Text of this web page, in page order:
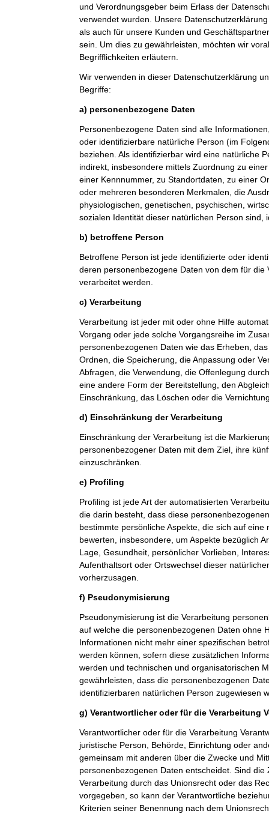
und Verordnungsgeber beim Erlass der
verwendet wurden. Unsere
als auch für unsere Kunden und
sein. Um dies zu gewährleisten, möchten wir
Begrifflichkeiten erläutern.
Wir verwenden in dieser Datenschutzerklärung
Begriffe:
a) personenbezogene Daten
Personenbezogene Daten sind alle
oder identifizierbare natürliche Person (im
beziehen. Als identifizierbar wird eine natürliche
indirekt, insbesondere mittels Zuordnung zu
einer Kennnummer, zu Standortdaten, zu einer
oder mehreren besonderen Merkmalen, die
physiologischen, genetischen, psychischen,
sozialen Identität dieser natürlichen Person sind,
b) betroffene Person
Betroffene Person ist jede identifizierte oder
deren personenbezogene Daten von dem für die
verarbeitet werden.
c) Verarbeitung
Verarbeitung ist jeder mit oder ohne Hilfe
Vorgang oder jede solche Vorgangsreihe im
personenbezogenen Daten wie das Erheben,
Ordnen, die Speicherung, die Anpassung oder
Abfragen, die Verwendung, die Offenlegung
eine andere Form der Bereitstellung, den
Einschränkung, das Löschen oder die
d) Einschränkung der Verarbeitung
Einschränkung der Verarbeitung ist die
personenbezogener Daten mit dem Ziel, ihre
einzuschränken.
e) Profiling
Profiling ist jede Art der automatisierten
die darin besteht, dass diese
bestimmte persönliche Aspekte, die sich auf
bewerten, insbesondere, um Aspekte bezüglich
Lage, Gesundheit, persönlicher Vorlieben,
Aufenthaltsort oder Ortswechsel dieser
vorherzusagen.
f) Pseudonymisierung
Pseudonymisierung ist die Verarbeitung
auf welche die personenbezogenen Daten ohne
Informationen nicht mehr einer spezifischen
werden können, sofern diese zusätzlichen
werden und technischen und organisatorischen
gewährleisten, dass die personenbezogenen
identifizierbaren natürlichen Person zugewiesen
g) Verantwortlicher oder für die Verarbeitung
Verantwortlicher oder für die Verarbeitung
juristische Person, Behörde, Einrichtung oder
gemeinsam mit anderen über die Zwecke und
personenbezogenen Daten entscheidet. Sind die
Verarbeitung durch das Unionsrecht oder das
vorgegeben, so kann der Verantwortliche
Kriterien seiner Benennung nach dem